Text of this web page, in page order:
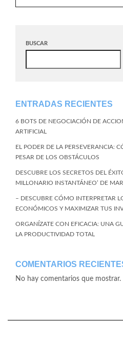
BUSCAR
ENTRADAS RECIENTES
6 BOTS DE NEGOCIACIÓN DE
ARTIFICIAL
EL PODER DE LA PERSEVERANCIA:
PESAR DE LOS OBSTÁCULOS
DESCUBRE LOS SECRETOS DEL
MILLONARIO INSTANTÁNEO’ DE
– DESCUBRE CÓMO INTERPRETAR
ECONÓMICOS Y MAXIMIZAR TUS
ORGANÍZATE CON EFICACIA: UNA
LA PRODUCTIVIDAD TOTAL
COMENTARIOS
No hay comentarios que mostrar.